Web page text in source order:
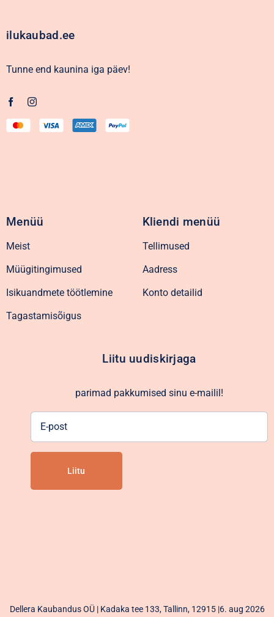
ilukaubad.ee
Tunne end kaunina iga päev!
Menüü
Meist
Müügitingimused
Isikuandmete töötlemine
Tagastamisõigus
Kliendi menüü
Tellimused
Aadress
Konto detailid
Liitu uudiskirjaga
parimad pakkumised sinu e-mailil!
Dellera Kaubandus OÜ | Kadaka tee 133, Tallinn, 12915 |6. aug 2026